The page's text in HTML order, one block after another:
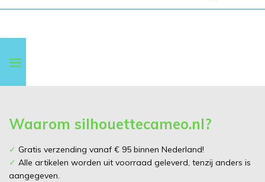
Waarom silhouettecameo.nl?
✓ Gratis verzending vanaf € 95 binnen Nederland!
✓ Alle artikelen worden uit voorraad geleverd, tenzij anders is
aangegeven.